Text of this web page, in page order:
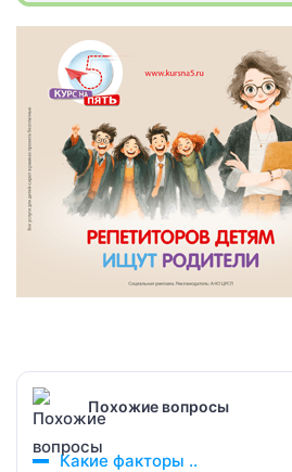
Похожие вопросы
Какие факторы ..